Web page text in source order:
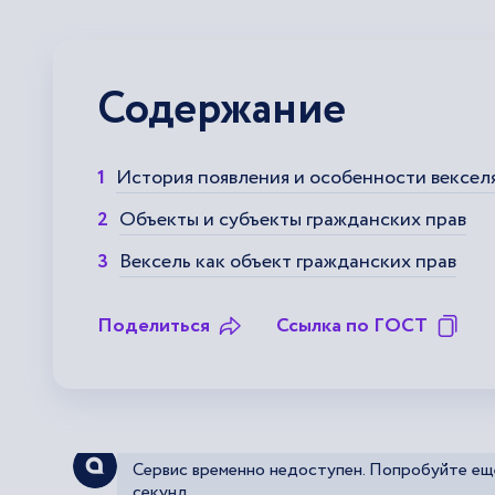
Содержание
История появления и особенности
Объекты и субъекты гражданских прав
Вексель как объект гражданских прав
Поделиться Ссылка по ГОСТ